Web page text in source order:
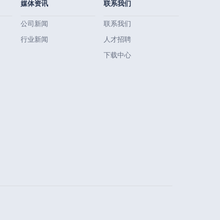
媒体资讯
公司新闻
行业新闻
联系我们
联系我们
人才招聘
下载中心